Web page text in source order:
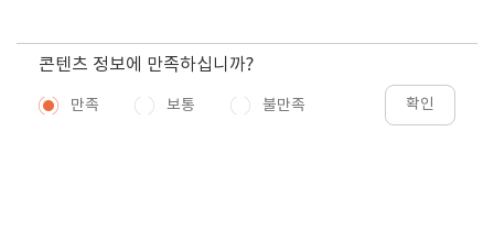
콘텐츠 정보에 만족하십니까?
만족 보통 불만족 확인